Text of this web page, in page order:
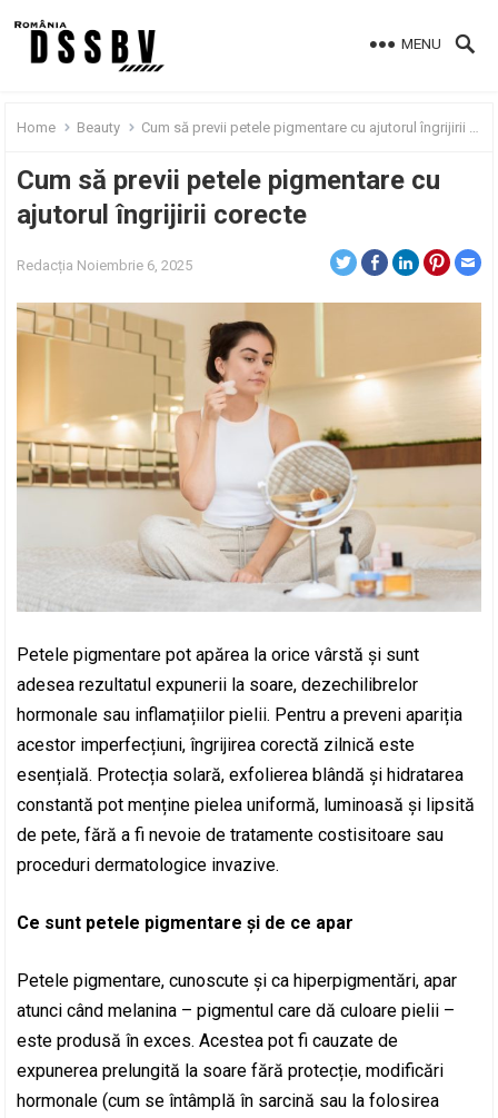
MENU
Home Beauty Cum să previi petele pigmentare cu ajutorul îngrijirii corecte
Cum să previi petele pigmentare cu
ajutorul îngrijirii corecte
Redacția Noiembrie 6, 2025
Petele pigmentare pot apărea la orice vârstă și sunt
adesea rezultatul expunerii la soare, dezechilibrelor
hormonale sau inflamațiilor pielii. Pentru a preveni apariția
acestor imperfecțiuni, îngrijirea corectă zilnică este
esențială. Protecția solară, exfolierea blândă și hidratarea
constantă pot menține pielea uniformă, luminoasă și lipsită
de pete, fără a fi nevoie de tratamente costisitoare sau
proceduri dermatologice invazive.
Ce sunt petele pigmentare și de ce apar
Petele pigmentare, cunoscute și ca hiperpigmentări, apar
atunci când melanina – pigmentul care dă culoare pielii –
este produsă în exces. Acestea pot fi cauzate de
expunerea prelungită la soare fără protecție, modificări
hormonale (cum se întâmplă în sarcină sau la folosirea